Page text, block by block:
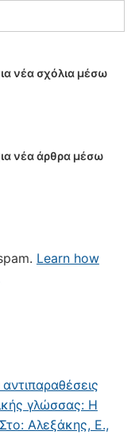
γλώσσας: Η
Αλεξάκης, Ε.,
νέα σχόλια μέσω
νέα άρθρα μέσω
Learn how